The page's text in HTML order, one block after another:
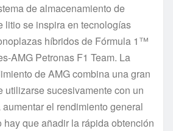
de almacenamiento de
litio se inspira en tecnologías
híbridos de Fórmula 1™
AMG Petronas F1 Team. La
de AMG combina una gran
utilizarse sucesivamente con un
el rendimiento general
que añadir la rápida obtención